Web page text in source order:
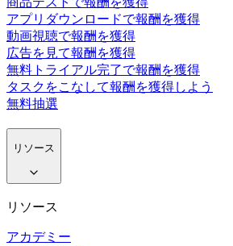
アプリダウンロードで報酬を獲得
動画視聴で報酬を獲得
広告を見て報酬を獲得
無料トライアル完了で報酬を獲得
タスクをこなして報酬を獲得しよう
無料抽選
リソース
リソース
アカデミー